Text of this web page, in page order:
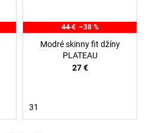
44 € –38 %
Modré skinny fit džíny
PLATEAU
27 €
31